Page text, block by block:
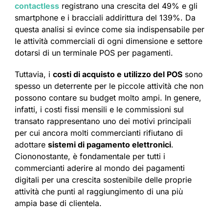
contactless registrano una crescita del 49% e gli
smartphone e i bracciali addirittura del 139%. Da
questa analisi si evince come sia indispensabile per
le attività commerciali di ogni dimensione e settore
dotarsi di un terminale POS per pagamenti.
Tuttavia, i costi di acquisto e utilizzo del POS sono
spesso un deterrente per le piccole attività che non
possono contare su budget molto ampi. In genere,
infatti, i costi fissi mensili e le commissioni sul
transato rappresentano uno dei motivi principali
per cui ancora molti commercianti rifiutano di
adottare sistemi di pagamento elettronici.
Ciononostante, è fondamentale per tutti i
commercianti aderire al mondo dei pagamenti
digitali per una crescita sostenibile delle proprie
attività che punti al raggiungimento di una più
ampia base di clientela.